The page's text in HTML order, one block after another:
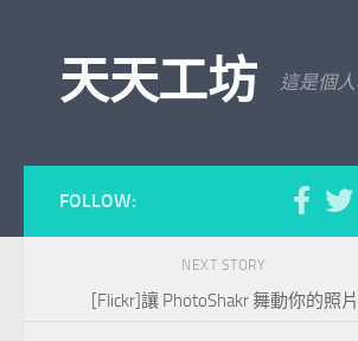
天天工坊 這是個
FOLLOW:
NEXT STORY
[Flickr]讓 PhotoShakr 舞動你的照片